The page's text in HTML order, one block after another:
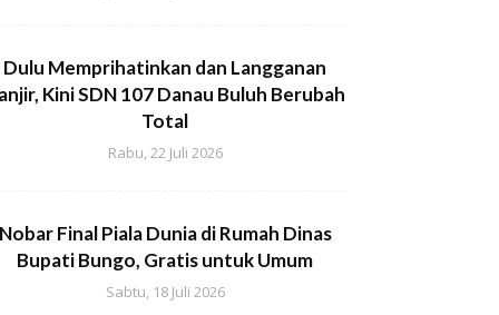
Dulu Memprihatinkan dan Langganan
Kini SDN 107 Danau Buluh Berubah
Total
Rabu, 22 Juli 2026
Final Piala Dunia di Rumah Dinas
Bupati Bungo, Gratis untuk Umum
Sabtu, 18 Juli 2026